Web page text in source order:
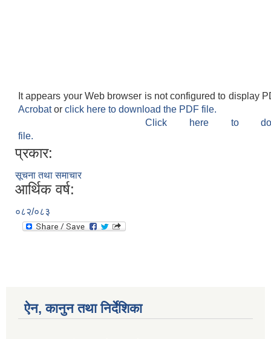
It appears your Web browser is not configured to display
Acrobator click here to download the PDF file.
Click here to
file.
प्रकार:
सूचना तथा समाचार
आर्थिक वर्ष:
०८२/०८३
ऐन, कानुन तथा निर्देशिका